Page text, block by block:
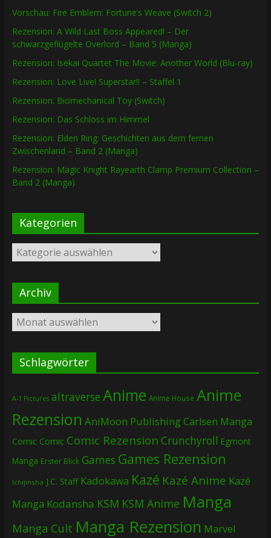
Vorschau: Fire Emblem: Fortune’s Weave (Switch 2)
Rezension: A Wild Last Boss Appeared! – Der
schwarzgeflügelte Overlord – Band 5 (Manga)
Rezension: Isekai Quartet The Movie: Another World (Blu-ray)
Rezension: Love Live! Superstar!! – Staffel 1
Rezension: Biomechanical Toy (Switch)
Rezension: Das Schloss im Himmel
Rezension: Elden Ring: Geschichten aus dem fernen
Zwischenland – Band 2 (Manga)
Rezension: Magic Knight Rayearth Clamp Premium Collection –
Band 2 (Manga)
Kategorien
Kategorien
Archiv
Archiv
Schlagwörter
A-1 Pictures altraverse Anime Anime House Anime
Rezension AniMoon PublishingCarlsen Manga
Comic Comic Comic Rezension Crunchyroll Egmont
Manga Erster Blick Games Games Rezension
Ichijinsha J.C. Staff Kadokawa Kazé Kazé Anime Kazé
Manga Kodansha KSM KSM Anime Manga
Manga Cult Manga Rezension Marvel